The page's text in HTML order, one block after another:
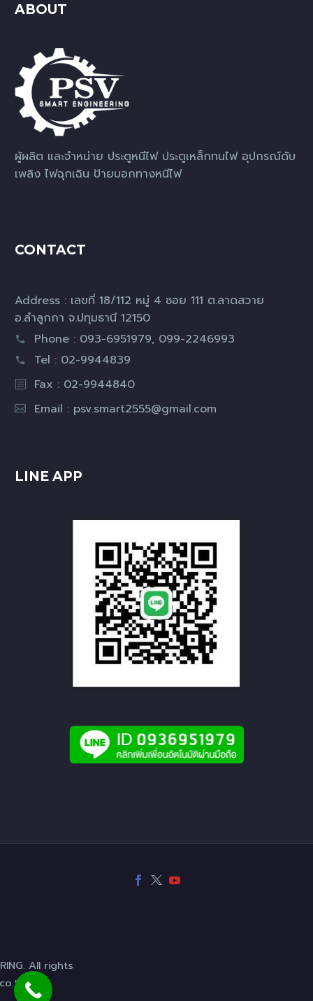
ABOUT
ผู้ผลิต และจำหน่าย ประตูหนีไฟ ประตูเหล็กทนไฟ อุปกรณ์ดับ
เพลิง ไฟฉุกเฉิน ป้ายบอกทางหนีไฟ
CONTACT
Address : เลขที่ 18/112 หมู่ 4 ซอย 111 ต.ลาดสวาย
อ.ลำลูกกา จ.ปทุมธานี 12150
Phone : 093-6951979, 099-2246993
Tel : 02-9944839
Fax : 02-9944840
Email : psv.smart2555@gmail.com
LINE APP
All rights